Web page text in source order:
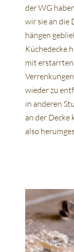
der WG
wir sie an die
hängen
Küchedecke
mit
wieder zu
in anderen
an der Decke
also